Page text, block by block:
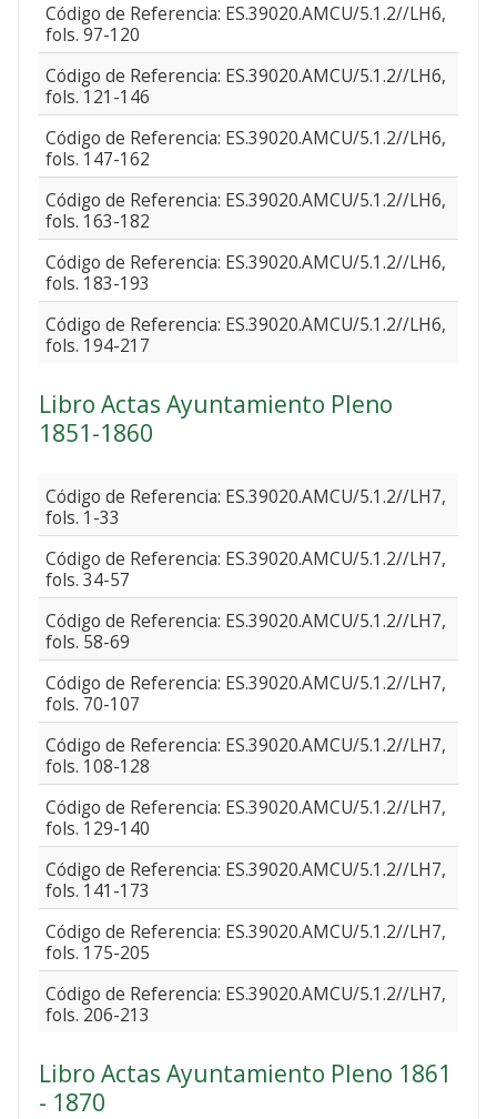
Código de Referencia: ES.39020.AMCU/5.1.2//LH6,
fols. 97-120
Código de Referencia: ES.39020.AMCU/5.1.2//LH6,
fols. 121-146
Código de Referencia: ES.39020.AMCU/5.1.2//LH6,
fols. 147-162
Código de Referencia: ES.39020.AMCU/5.1.2//LH6,
fols. 163-182
Código de Referencia: ES.39020.AMCU/5.1.2//LH6,
fols. 183-193
Código de Referencia: ES.39020.AMCU/5.1.2//LH6,
fols. 194-217
Libro Actas Ayuntamiento Pleno
1851-1860
Código de Referencia: ES.39020.AMCU/5.1.2//LH7,
fols. 1-33
Código de Referencia: ES.39020.AMCU/5.1.2//LH7,
fols. 34-57
Código de Referencia: ES.39020.AMCU/5.1.2//LH7,
fols. 58-69
Código de Referencia: ES.39020.AMCU/5.1.2//LH7,
fols. 70-107
Código de Referencia: ES.39020.AMCU/5.1.2//LH7,
fols. 108-128
Código de Referencia: ES.39020.AMCU/5.1.2//LH7,
fols. 129-140
Código de Referencia: ES.39020.AMCU/5.1.2//LH7,
fols. 141-173
Código de Referencia: ES.39020.AMCU/5.1.2//LH7,
fols. 175-205
Código de Referencia: ES.39020.AMCU/5.1.2//LH7,
fols. 206-213
Libro Actas Ayuntamiento Pleno 1861
- 1870